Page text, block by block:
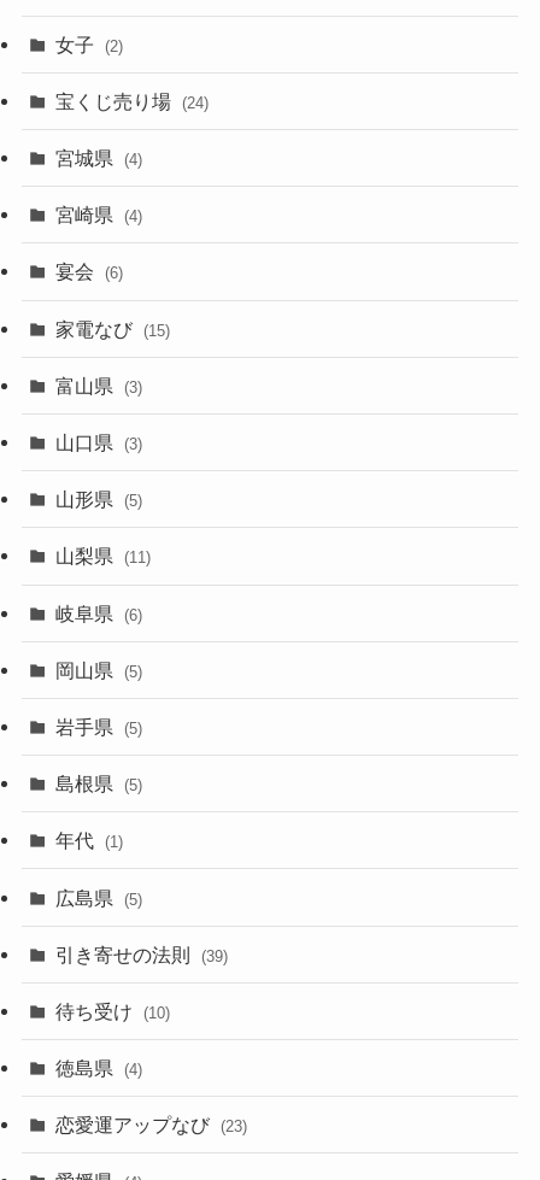
女子 (2)
宝くじ売り場 (24)
宮城県 (4)
宮崎県 (4)
宴会 (6)
家電なび (15)
富山県 (3)
山口県 (3)
山形県 (5)
山梨県 (11)
岐阜県 (6)
岡山県 (5)
岩手県 (5)
島根県 (5)
年代 (1)
広島県 (5)
引き寄せの法則 (39)
待ち受け (10)
徳島県 (4)
恋愛運アップなび (23)